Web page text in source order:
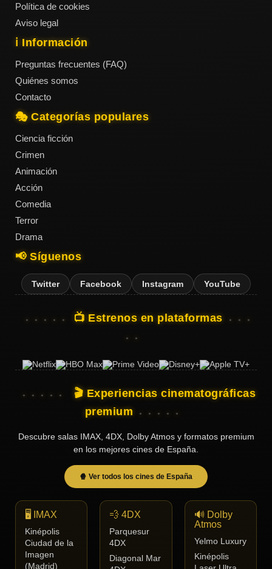
Política de cookies
Aviso legal
ℹ️ Información
Preguntas frecuentes (FAQ)
Quiénes somos
Contacto
🎭 Categorías populares
Ciencia ficción
Crimen
Animación
Acción
Comedia
Terror
Drama
📢 Síguenos
Twitter Facebook Instagram YouTube
📺 Estrenos en plataformas
🎬 Experiencias cinematográficas
premium
Descubre salas IMAX, 4DX, Dolby Atmos y formatos premium
en los mejores cines de España.
🍿 Ver todos los cines de España
🖥️ IMAX
Kinépolis
Ciudad de la
Imagen
(Madrid)
💨 4DX
Parquesur
4DX
Diagonal Mar
🔊 Dolby
Atmos
Yelmo Luxury
Kinépolis